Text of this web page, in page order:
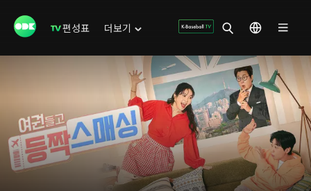
편성표 더보기